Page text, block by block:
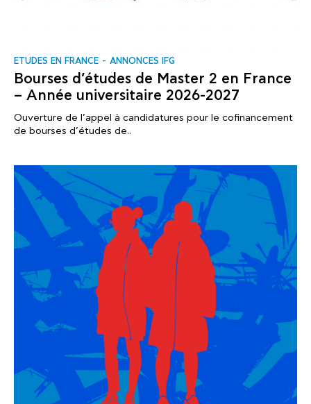
ΕTUDES EN FRANCE ANNONCES IFG
Bourses d’études de Master 2 en France
– Année universitaire 2026-2027
Ouverture de l’appel à candidatures pour le cofinancement
de bourses d’études de..